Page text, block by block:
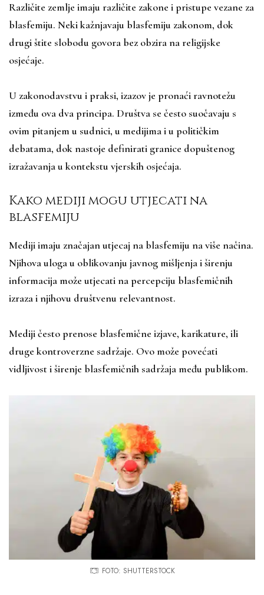
Različite zemlje imaju različite zakone i pristupe vezane za
blasfemiju. Neki kažnjavaju blasfemiju zakonom, dok
drugi štite slobodu govora bez obzira na religijske
osjećaje.
U zakonodavstvu i praksi, izazov je pronaći ravnotežu
između ova dva principa. Društva se često suočavaju s
ovim pitanjem u sudnici, u medijima i u političkim
debatama, dok nastoje definirati granice dopuštenog
izražavanja u kontekstu vjerskih osjećaja.
Kako mediji mogu utjecati na
blasfemiju
Mediji imaju značajan utjecaj na blasfemiju na više načina.
Njihova uloga u oblikovanju javnog mišljenja i širenju
informacija može utjecati na percepciju blasfemičnih
izraza i njihovu društvenu relevantnost.
Mediji često prenose blasfemične izjave, karikature, ili
druge kontroverzne sadržaje. Ovo može povećati
vidljivost i širenje blasfemičnih sadržaja među publikom.
FOTO: SHUTTERSTOCK